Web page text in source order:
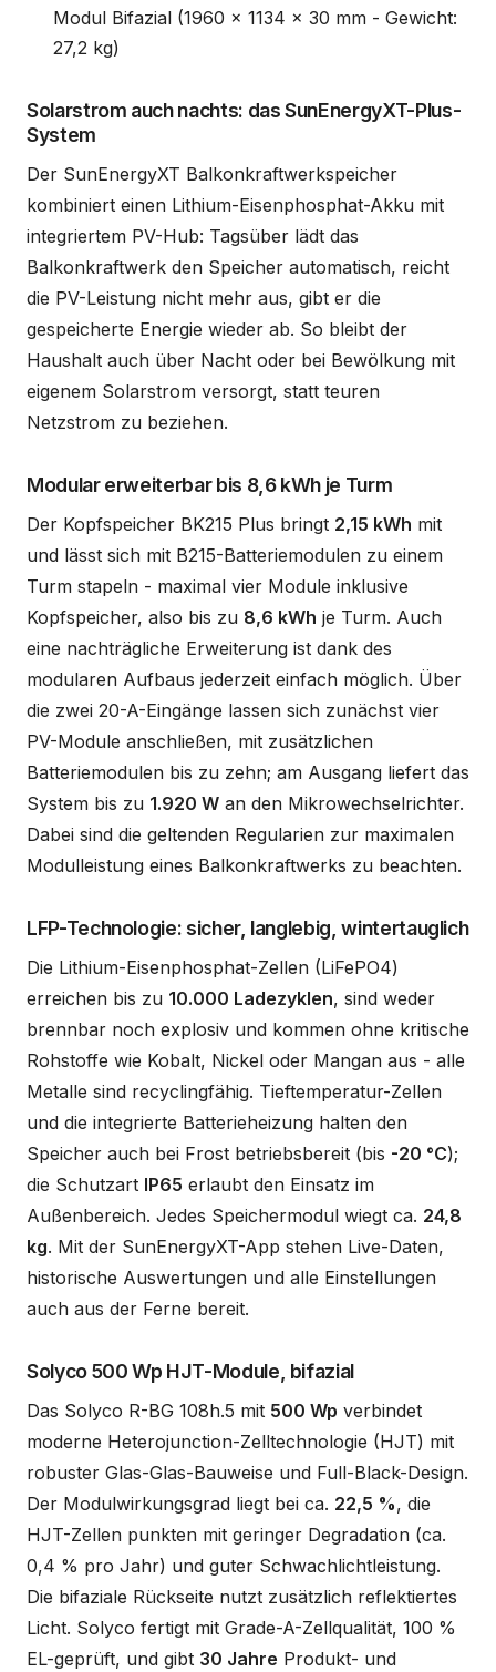
Modul Bifazial (1960 x 1134 x 30 mm - Gewicht:
27,2 kg)
Solarstrom auch nachts: das SunEnergyXT-Plus-
System
Der SunEnergyXT Balkonkraftwerkspeicher
kombiniert einen Lithium-Eisenphosphat-Akku mit
integriertem PV-Hub: Tagsüber lädt das
Balkonkraftwerk den Speicher automatisch, reicht
die PV-Leistung nicht mehr aus, gibt er die
gespeicherte Energie wieder ab. So bleibt der
Haushalt auch über Nacht oder bei Bewölkung mit
eigenem Solarstrom versorgt, statt teuren
Netzstrom zu beziehen.
Modular erweiterbar bis 8,6 kWh je Turm
Der Kopfspeicher BK215 Plus bringt 2,15 kWh mit
und lässt sich mit B215-Batteriemodulen zu einem
Turm stapeln - maximal vier Module inklusive
Kopfspeicher, also bis zu 8,6 kWh je Turm. Auch
eine nachträgliche Erweiterung ist dank des
modularen Aufbaus jederzeit einfach möglich. Über
die zwei 20-A-Eingänge lassen sich zunächst vier
PV-Module anschließen, mit zusätzlichen
Batteriemodulen bis zu zehn; am Ausgang liefert das
System bis zu 1.920 W an den Mikrowechselrichter.
Dabei sind die geltenden Regularien zur maximalen
Modulleistung eines Balkonkraftwerks zu beachten.
LFP-Technologie: sicher, langlebig, wintertauglich
Die Lithium-Eisenphosphat-Zellen (LiFePO4)
erreichen bis zu 10.000 Ladezyklen, sind weder
brennbar noch explosiv und kommen ohne kritische
Rohstoffe wie Kobalt, Nickel oder Mangan aus - alle
Metalle sind recyclingfähig. Tieftemperatur-Zellen
und die integrierte Batterieheizung halten den
Speicher auch bei Frost betriebsbereit (bis -20 °C);
die Schutzart IP65 erlaubt den Einsatz im
Außenbereich. Jedes Speichermodul wiegt ca. 24,8
kg. Mit der SunEnergyXT-App stehen Live-Daten,
historische Auswertungen und alle Einstellungen
auch aus der Ferne bereit.
Solyco 500 Wp HJT-Module, bifazial
Das Solyco R-BG 108h.5 mit 500 Wp verbindet
moderne Heterojunction-Zelltechnologie (HJT) mit
robuster Glas-Glas-Bauweise und Full-Black-Design.
Der Modulwirkungsgrad liegt bei ca. 22,5 %, die
HJT-Zellen punkten mit geringer Degradation (ca.
0,4 % pro Jahr) und guter Schwachlichtleistung.
Die bifaziale Rückseite nutzt zusätzlich reflektiertes
Licht. Solyco fertigt mit Grade-A-Zellqualität, 100 %
EL-geprüft, und gibt 30 Jahre Produkt- und